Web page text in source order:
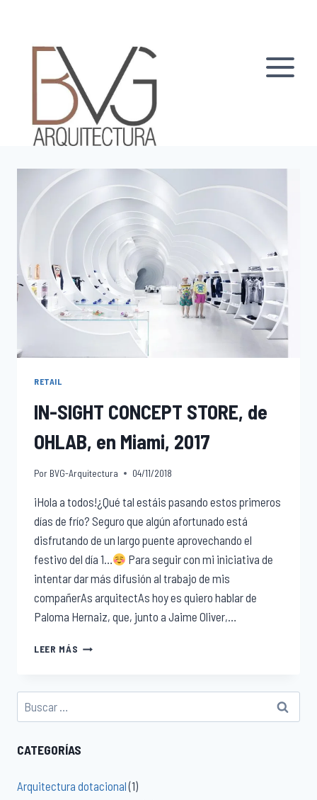
RETAIL
IN-SIGHT CONCEPT STORE, de
OHLAB, en Miami, 2017
Por BVG-Arquitectura 04/11/2018
¡Hola a todos!¿Qué tal estáis pasando estos primeros
días de frío? Seguro que algún afortunado está
disfrutando de un largo puente aprovechando el
festivo del día 1…
Para seguir con mi iniciativa de
intentar dar más difusión al trabajo de mis
compañerAs arquitectAs hoy es quiero hablar de
Paloma Hernaiz, que, junto a Jaime Oliver,…
LEER MÁS
CATEGORÍAS
Arquitectura dotacional(1)